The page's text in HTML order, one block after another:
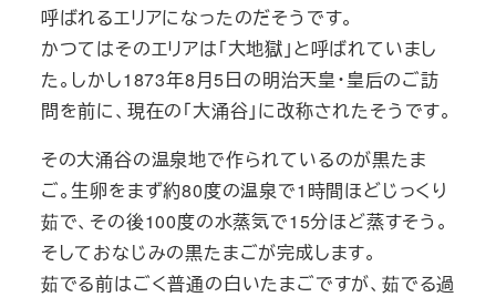
呼ばれるエリアになったのだそうです。
かつてはそのエリアは「大地獄」と呼ばれていまし
た。しかし1873年8月5日の明治天皇・皇后のご訪
問を前に、現在の「大涌谷」に改称されたそうです。
その大涌谷の温泉地で作られているのが黒たま
ご。生卵をまず約80度の温泉で1時間ほどじっくり
茹で、その後100度の水蒸気で15分ほど蒸すそう。
そしておなじみの黒たまごが完成します。
茹でる前はごく普通の白いたまごですが、茹でる過